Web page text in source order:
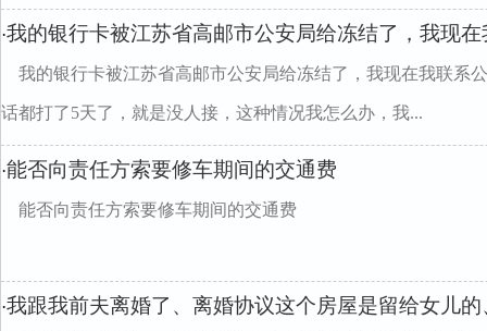
·我的银行卡被江苏省高邮市公安局给冻结了，我现
我的银行卡被江苏省高邮市公安局给冻结了，我现在我联系
话都打了5天了，就是没人接，这种情况我怎么办，我...
·能否向责任方索要修车期间的交通费
能否向责任方索要修车期间的交通费
·我跟我前夫离婚了、离婚协议这个房屋是留给女儿的